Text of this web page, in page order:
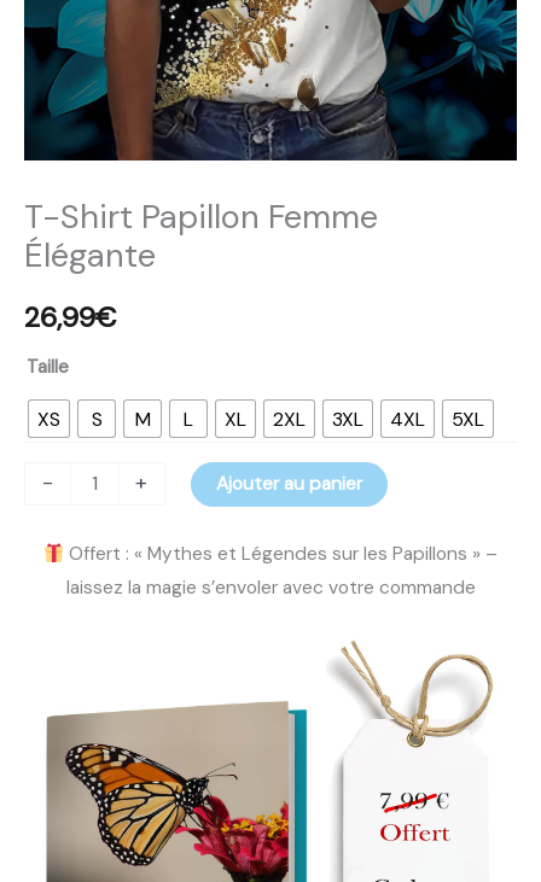
T-Shirt Papillon Femme
Élégante
26,99€
Taille
XS S M L XL 2XL 3XL 4XL 5XL
- + Ajouter au panier
Offert : « Mythes et Légendes sur les Papillons » –
laissez la magie s’envoler avec votre commande